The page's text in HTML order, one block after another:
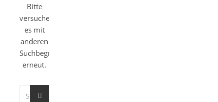
Bitte
versuche
es mit
anderen
Suchbegriffen
erneut.